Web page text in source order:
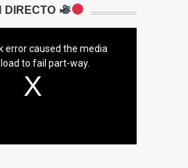
DIRECTO
error caused the media
to fail part-way.